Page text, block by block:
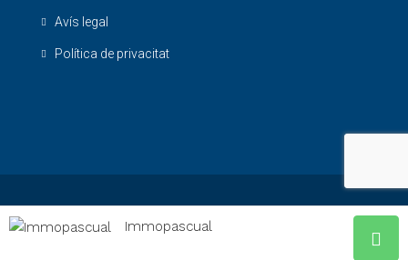
Avís legal
Política de privacitat
Avís cookies
Immopascual